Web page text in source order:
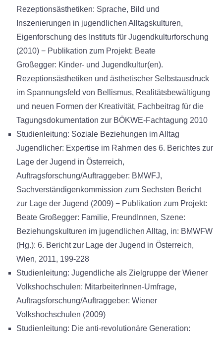
Rezeptionsästhetiken: Sprache, Bild und
Inszenierungen in jugendlichen Alltagskulturen,
Eigenforschung des Instituts für Jugendkulturforschung
(2010) − Publikation zum Projekt: Beate
Großegger: Kinder- und Jugendkultur(en).
Rezeptionsästhetiken und ästhetischer Selbstausdruck
im Spannungsfeld von Bellismus, Realitätsbewältigung
und neuen Formen der Kreativität, Fachbeitrag für die
Tagungsdokumentation zur BÖKWE-Fachtagung 2010
Studienleitung: Soziale Beziehungen im Alltag
Jugendlicher: Expertise im Rahmen des 6. Berichtes zur
Lage der Jugend in Österreich,
Auftragsforschung/Auftraggeber: BMWFJ,
Sachverständigenkommission zum Sechsten Bericht
zur Lage der Jugend (2009) − Publikation zum Projekt:
Beate Großegger: Familie, FreundInnen, Szene:
Beziehungskulturen im jugendlichen Alltag, in: BMWFW
(Hg.): 6. Bericht zur Lage der Jugend in Österreich,
Wien, 2011, 199-228
Studienleitung: Jugendliche als Zielgruppe der Wiener
Volkshochschulen: MitarbeiterInnen-Umfrage,
Auftragsforschung/Auftraggeber: Wiener
Volkshochschulen (2009)
Studienleitung: Die anti-revolutionäre Generation: